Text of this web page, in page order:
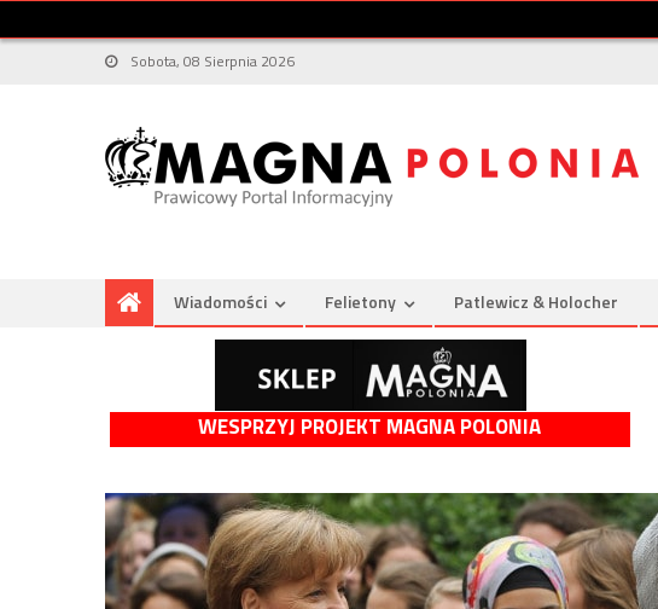
Sobota, 08 Sierpnia 2026
Wiadomości Felietony Patlewicz & Holocher
WESPRZYJ PROJEKT MAGNA POLONIA